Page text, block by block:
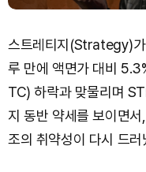
스트레티지(Strategy)가
루 만에 액면가 대비
TC) 하락과 맞물리며
지 동반 약세를 보이면서
조의 취약성이 다시 드